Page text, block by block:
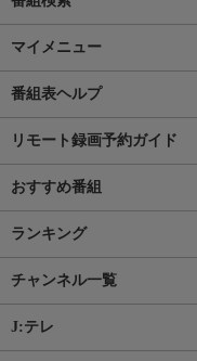
マイメニュー
番組表ヘルプ
リモート録画予約ガイド
おすすめ番組
ランキング
チャンネル一覧
J:テレ